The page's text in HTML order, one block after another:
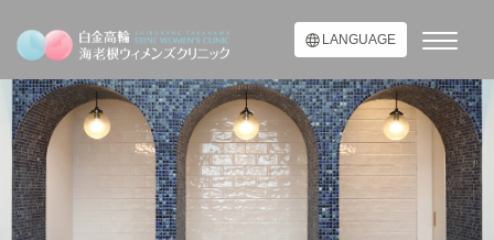
LANGUAGE